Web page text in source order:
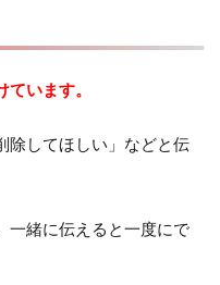
います。
除してほしい」などと伝
一緒に伝えると一度にで